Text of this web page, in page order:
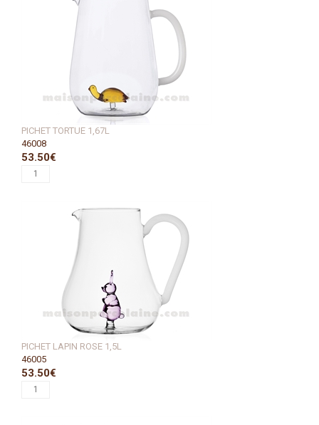
PICHET TORTUE 1,67L
46008
53.50€
PICHET LAPIN ROSE 1,5L
46005
53.50€